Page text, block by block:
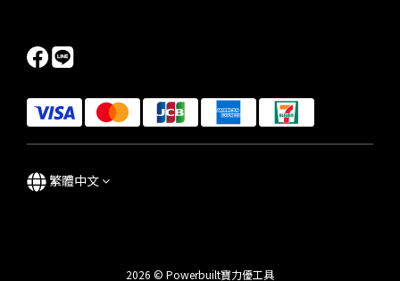
繁體中文
2026 © Powerbuilt寶力優工具